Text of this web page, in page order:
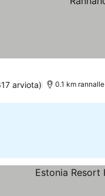
arviota) 0.1 km rannalle